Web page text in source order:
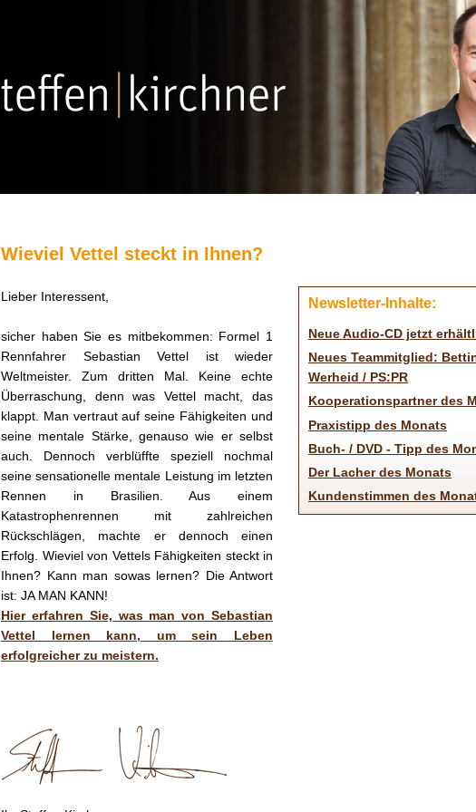
Wieviel Vettel steckt in Ihnen?
Lieber Interessent,
sicher haben Sie es mitbekommen: Formel 1
Rennfahrer Sebastian Vettel ist wieder
Weltmeister. Zum dritten Mal. Keine echte
Überraschung, denn was Vettel macht, das
klappt. Man vertraut auf seine Fähigkeiten und
seine mentale Stärke, genauso wie er selbst
auch. Dennoch verblüffte speziell nochmal
seine sensationelle mentale Leistung im letzten
Rennen in Brasilien. Aus einem
Katastrophenrennen mit zahlreichen
Rückschlägen, machte er dennoch einen
Erfolg. Wieviel von Vettels Fähigkeiten steckt in
Ihnen? Kann man sowas lernen? Die Antwort
ist: JA MAN KANN!
Hier erfahren Sie, was man von Sebastian
Vettel lernen kann, um sein Leben
erfolgreicher zu meistern.
Newsletter-Inhalte:
Neue Audio-CD jetzt
Neues Teammitglied:
Werheid / PS:PR
Kooperationspartner des
Praxistipp des Monats
Buch- / DVD - Tipp des
Der Lacher des Monats
Kundenstimmen des